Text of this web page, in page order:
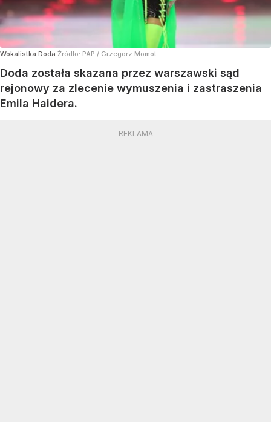
Wokalistka Doda Źródło: PAP / Grzegorz Momot
Doda została skazana przez warszawski sąd
rejonowy za zlecenie wymuszenia i zastraszenia
Emila Haidera.